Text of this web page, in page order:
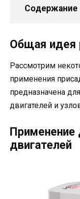
Содержание
Общая идея
Рассмотрим
применения
предназначена
двигателей и
Применение
двигателей